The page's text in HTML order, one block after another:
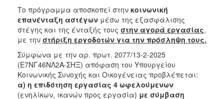
2012
2011
2006
Το πρόγραμμα αποσκοπεί στην κοινωνική
επανένταξη αστέγων μέσω της εξασφάλισης
στέγης και της ένταξής τους στην αγορά εργασίας,
με την στήριξη εργοδοτών για την πρόσληψη τους.
Σύμφωνα με την αρ. πρωτ. 2077/13-2-2025
(Ε7ΝΓ46ΝΛ2Α-ΣΗΞ) απόφαση του Υπουργείου
Κοινωνικής Συνοχής και Οικογένειας προβλέπεται:
α) η επιδότηση εργασίας 4 ωφελούμενων
(ενηλίκων, ικανών προς εργασία) με σύμβαση